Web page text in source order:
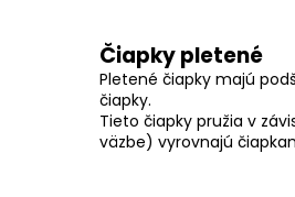
Čiapky pletené
Pletené čiapky majú
čiapky.
Tieto čiapky pružia v
väzbe) vyrovnajú